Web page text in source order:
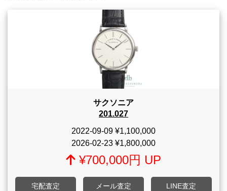
サクソニア
201.027
2022-09-09 ¥1,100,000
2026-02-23 ¥1,800,000
¥700,000円 UP
宅配査定 メール査定 LINE査定